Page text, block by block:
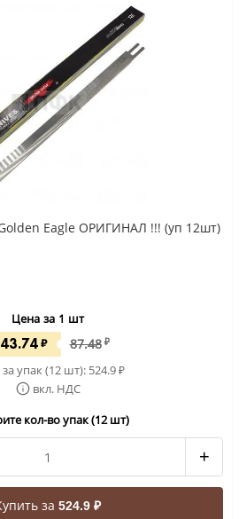
Eagle ОРИГИНАЛ !!! (уп 12шт)
Цена за 1 шт
43.74 ₽ 87.48 ₽
упак (12 шт): 524.9₽
вкл. НДС
кол-во упак (12 шт)
+
за 524.9 ₽